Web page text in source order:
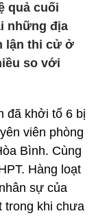
quả cuối
những địa
lận thi cử ở
so với
đã khởi tố 6 bị
viên phòng
Bình. Cùng
Hàng loạt
sự của
trong khi chưa